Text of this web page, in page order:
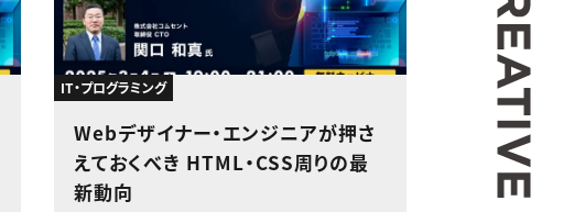
IT・プログラミング
Webデザイナー・エンジニアが押さ
えておくべき HTML・CSS周りの最
新動向